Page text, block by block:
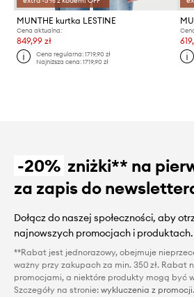
MUNTHE kurtka LESTINE
Cena aktualna:
849,99 zł
Cena regularna:1719,90 zł
Najniższa cena:1719,90 zł
-20% zniżki** na
za zapis do
Dołącz do naszej społeczności, aby
najnowszych promocjach i produktach.
**Rabat jest jednorazowy, obejmuje
ważny przy zakupach za min. 350 zł. Rabat
promocjami, a niektóre produkty mogą być
Szczegóły na stronie: wykluczenia z promocji.